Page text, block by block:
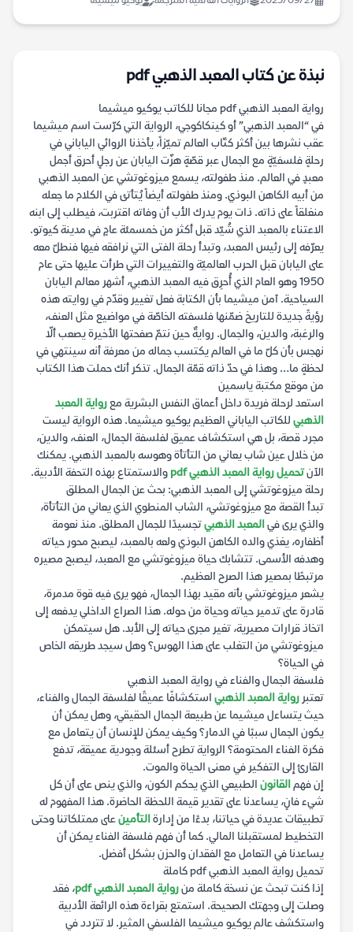
نبذة عن كتاب المعبد الذهبي pdf
رواية المعبد الذهبي pdf مجانا للكاتب يوكيو ميشيما
في “المعبد الذهبي” أو كينكاكوجي، الرواية التي كرّست اسم ميشيما
عقب نشرها بين أكثر كتّاب العالم تميّزاً، يأخذنا الروائي الياباني في
رحلةٍ فلسفيّةٍ مع الجمال عبر قصّةٍ هزّت اليابان عن رجلٍ أحرق أجمل
معبدٍ في العالم. منذ طفولته، يسمع ميزوغوتشي عن المعبد الذهبي
من أبيه الكاهن البوذي. ومنذ طفولته أيضاً يُتأتئ في الكلام ما جعله
منغلقاً على ذاته. ذات يوم يدرك الأب أن وفاته اقتربت، فيطلب إلى ابنه
الاعتناء بالمعبد الذي شُيّد قبل أكثر من خمسمئة عامٍ في مدينة كيوتو.
يعرّفه إلى رئيس المعبد، وتبدأ رحلة الفتى التي نرافقه فيها فنطلّ معه
على اليابان قبل الحرب العالميّة والتغييرات التي طرأت عليها حتى عام
1950 وهو العام الذي أُحرِق فيه المعبد الذهبي، أشهر معالم اليابان
السياحية. آمن ميشيما بأن الكتابة فعل تغيير وقدّم في روايته هذه
رؤيةً جديدة للتاريخ ضمّنها فلسفته الخاصّة في مواضيع مثل العنف،
والرغبة، والدين، والجمال. روايةٌ حين نتمّ صفحتها الأخيرة يصعب ألّا
نهجس بأن كلّ ما في العالم يكتسب جماله من معرفة أنه سينتهي في
لحظةٍ ما… وهذا في حدّ ذاته قمّة الجمال. تذكر أنك حملت هذا الكتاب
من موقع مكتبة ياسمين
استعد لرحلة فريدة داخل أعماق النفس البشرية معرواية المعبد
الذهبي للكاتب الياباني العظيم يوكيو ميشيما. هذه الرواية ليست
مجرد قصة، بل هي استكشاف عميق لفلسفة الجمال، العنف، والدين،
من خلال عين شاب يعاني من التأتأة وهوسه بالمعبد الذهبي. يمكنك
الآنتحميل رواية المعبد الذهبي pdf
والاستمتاع بهذه التحفة الأدبية.
رحلة ميزوغوتشي إلى المعبد الذهبي: بحث عن الجمال المطلق
تبدأ القصة مع ميزوغوتشي، الشاب المنطوي الذي يعاني من التأتأة،
والذي يرى فيالمعبد الذهبيتجسيدًا للجمال المطلق. منذ نعومة
أظفاره، يغذي والده الكاهن البوذي ولعه بالمعبد، ليصبح محور حياته
وهدفه الأسمى. تتشابك حياة ميزوغوتشي مع المعبد، ليصبح مصيره
مرتبطًا بمصير هذا الصرح العظيم.
يشعر ميزوغوتشي بأنه مقيد بهذا الجمال، فهو يرى فيه قوة مدمرة،
قادرة على تدمير حياته وحياة من حوله. هذا الصراع الداخلي يدفعه إلى
اتخاذ قرارات مصيرية، تغير مجرى حياته إلى الأبد. هل سيتمكن
ميزوغوتشي من التغلب على هذا الهوس؟ وهل سيجد طريقه الخاص
في الحياة؟
فلسفة الجمال والفناء في رواية المعبد الذهبي
تعتبر رواية المعبد الذهبي استكشافًا عميقًا لفلسفة الجمال والفناء،
حيث يتساءل ميشيما عن طبيعة الجمال الحقيقي، وهل يمكن أن
يكون الجمال سببًا في الدمار؟ وكيف يمكن للإنسان أن يتعامل مع
فكرة الفناء المحتومة؟ الرواية تطرح أسئلة وجودية عميقة، تدفع
القارئ إلى التفكير في معنى الحياة والموت.
إن فهمالقانون الطبيعي الذي يحكم الكون، والذي ينص على أن كل
شيء فانٍ، يساعدنا على تقدير قيمة اللحظة الحاضرة. هذا المفهوم له
تطبيقات عديدة في حياتنا، بدءًا من إدارةالتأمينعلى ممتلكاتنا وحتى
التخطيط لمستقبلنا المالي. كما أن فهم فلسفة الفناء يمكن أن
يساعدنا في التعامل مع الفقدان والحزن بشكل أفضل.
تحميل رواية المعبد الذهبي pdf كاملة
إذا كنت تبحث عن نسخة كاملة منرواية المعبد الذهبي pdf
، فقد
وصلت إلى وجهتك الصحيحة. استمتع بقراءة هذه الرائعة الأدبية
واستكشف عالم يوكيو ميشيما الفلسفي المثير. لا تتردد في